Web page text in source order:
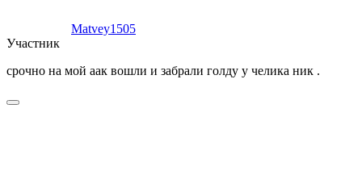
Matvey1505
Участник
срочно на мой аак вошли и забрали голду у челика ник .